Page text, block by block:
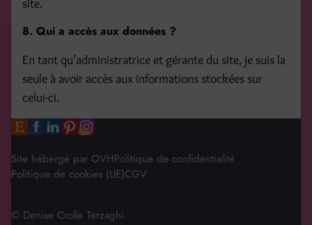
site.
8. Qui a accès aux données ?
En tant qu’administratrice et gérante du site, je suis la
seule à avoir accès aux informations stockées sur
celui-ci.
Site hébergé par OVHPolitique de confidentialité
Politique de cookies (UE)CGV
© Denise Crolle Terzaghi